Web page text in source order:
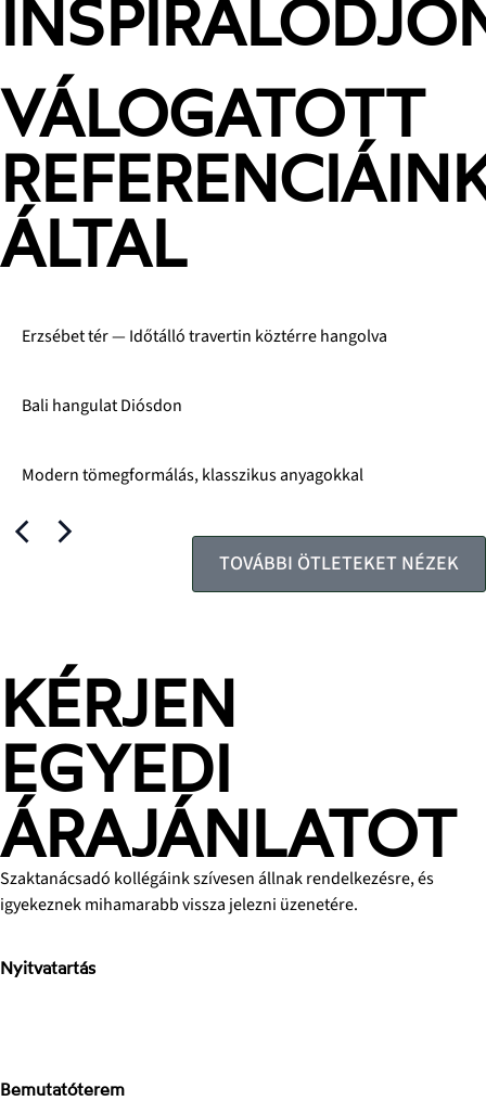
VÁLOGATOTT
ÁLTAL
Erzsébet tér — Időtálló travertin köztérre hangolva
Bali hangulat Diósdon
Modern tömegformálás, klasszikus anyagokkal
TOVÁBBI ÖTLETEKET NÉZEK
KÉRJEN
EGYEDI
ÁRAJÁNLATOT
Szaktanácsadó kollégáink szívesen állnak rendelkezésre, és
igyekeznek mihamarabb vissza jelezni üzenetére.
Nyitvatartás
Bemutatóterem